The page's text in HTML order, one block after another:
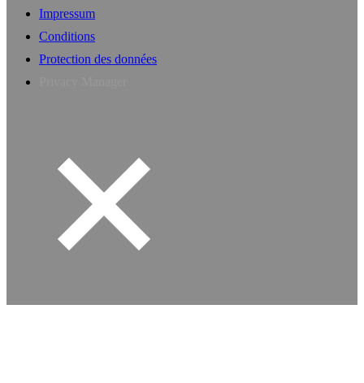
Impressum
Conditions
Protection des données